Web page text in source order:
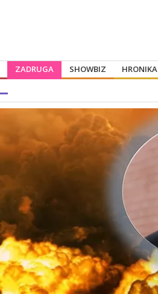
ZADRUGA SHOWBIZ HRONIKA